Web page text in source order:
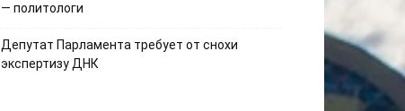
— политологи
Депутат Парламента требует от снохи
экспертизу ДНК